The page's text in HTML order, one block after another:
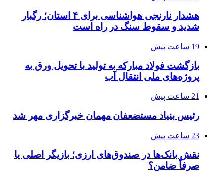
هشدار نارنجی هواشناسی برای ۴ استان؛ رگبار
شدید و سقوط سنگ در راه است
19 ساعت پیش
بازگشت فولاد مبارکه به تولید با تحویل ورق به
پروژه‌های ملی انتقال آب
21 ساعت پیش
رئیس بنیاد مستضعفان مهمان خبرگزاری مهر شد
23 ساعت پیش
نقش بانک‌ها در صندوق‌های ارزی؛ بازیگر اصلی یا
صرفاً ضامن؟